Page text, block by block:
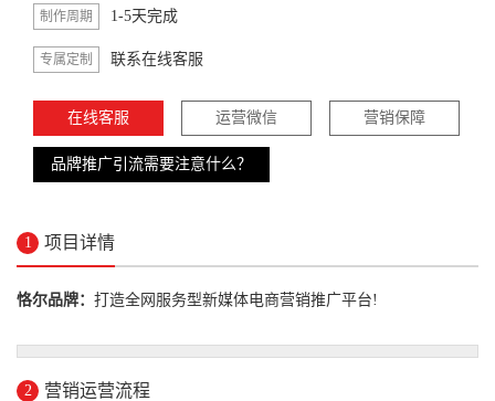
制作周期 1-5天完成
专属定制 联系在线客服
在线客服 运营微信 营销保障
品牌推广引流需要注意什么？
1 项目详情
恪尔品牌： 打造全网服务型新媒体电商营销推广平台!
2 营销运营流程